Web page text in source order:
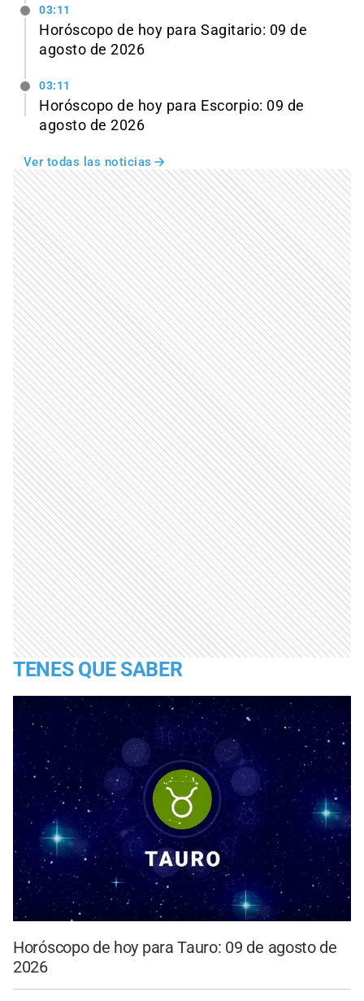
03:11
Horóscopo de hoy para Sagitario: 09 de
agosto de 2026
03:11
Horóscopo de hoy para Escorpio: 09 de
agosto de 2026
Ver todas las noticias
TENES QUE SABER
Horóscopo de hoy para Tauro: 09 de agosto de
2026